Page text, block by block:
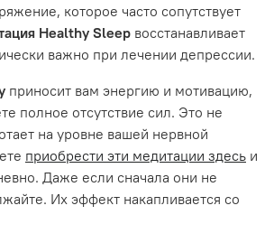
которое часто сопутствует
Healthy Sleep восстанавливает
важно при лечении депрессии.
приносит вам энергию и мотивацию,
полное отсутствие сил. Это не
на уровне вашей нервной
приобрести эти медитации здесь и
Даже если сначала они не
Их эффект накапливается со